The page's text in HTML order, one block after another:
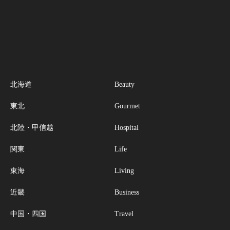
北海道
東北
北陸・甲信越
関東
東海
近畿
中国・四国
Beauty
Gourmet
Hospital
Life
Living
Business
Travel